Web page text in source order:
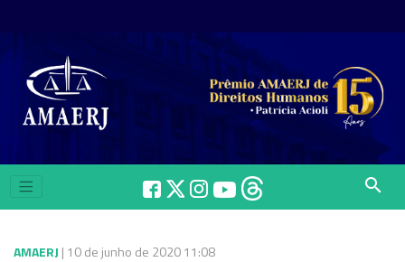
search
AMAERJ | 10 de junho de 2020 11:08